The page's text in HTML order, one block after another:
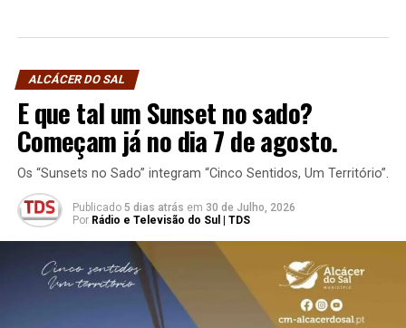
ALCÁCER DO SAL
E que tal um Sunset no sado?
Começam já no dia 7 de agosto.
Os “Sunsets no Sado” integram “Cinco Sentidos, Um Território”.
Publicado 5 dias atrás em 30 de Julho, 2026
Por Rádio e Televisão do Sul | TDS